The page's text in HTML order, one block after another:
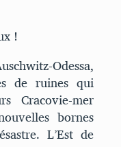
!
Odessa,
de ruines qui
Cracovie-mer
bornes
L’Est de